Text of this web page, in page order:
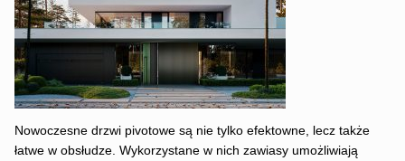
Nowoczesne drzwi pivotowe są nie tylko efektowne, lecz także
łatwe w obsłudze. Wykorzystane w nich zawiasy umożliwiają